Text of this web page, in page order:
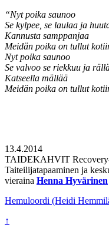
“Nyt poika saunoo
Se kylpee, se laulaa ja
Kannusta samppanjaa
Meidän poika on tullut
Nyt poika saunoo
Se valvoo se riekkuu ja
Katseella mällää
Meidän poika on tullut
13.4.2014
TAIDEKAHVIT Recovery-
Taiteilijatapaaminen ja
vieraina Henna Hyvärinen
Hemuloordi (Heidi
↑